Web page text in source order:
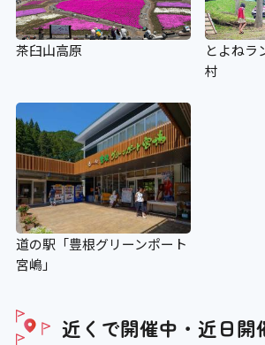
茶臼山高原
とよねラ
村
道の駅「豊根グリーンポート
宮嶋」
近くで開催中・近日開